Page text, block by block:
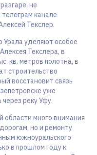
не
канале
Текслер.
уделяют особое
Текслера, в
кв. метров полотна, в
строительство
восстановит связь
уже
реку Уфу.
области много внимания
но и ремонту
южноуральского
в прошлом году к